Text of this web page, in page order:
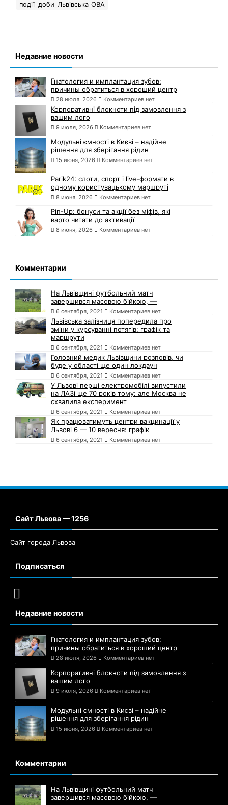
події_доби_Львівська_ОВА
Недавние новости
Гнатология и имплантация зубов:
причины обратиться в хороший центр
28 июля, 2026 Комментариев нет
Корпоративні блокноти під замовлення з
вашим лого
9 июля, 2026 Комментариев нет
Модульні ємності в Києві – надійне
рішення для зберігання рідин
15 июня, 2026 Комментариев нет
Parik24: слоти, спорт і live-формати в
одному користувацькому маршруті
8 июня, 2026 Комментариев нет
Pin-Up: бонуси та акції без міфів, які
варто читати до активації
8 июня, 2026 Комментариев нет
Комментарии
На Львівщині футбольний матч
завершився масовою бійкою, —
6 сентября, 2021 Комментариев нет
Львівська залізниця попередила про
зміни у курсуванні потягів: графік та
маршрути
6 сентября, 2021 Комментариев нет
Головний медик Львівщини розповів, чи
буде у області ще один локдаун
6 сентября, 2021 Комментариев нет
У Львові перші електромобілі випустили
на ЛАЗі ще 70 років тому: але Москва не
схвалила експеримент
6 сентября, 2021 Комментариев нет
Як працюватимуть центри вакцинації у
Львові 6 — 10 вересня: графік
6 сентября, 2021 Комментариев нет
Сайт Львова — 1256
Сайт города Львова
Подписаться
Недавние новости
Гнатология и имплантация зубов:
причины обратиться в хороший центр
28 июля, 2026 Комментариев нет
Корпоративні блокноти під замовлення з
вашим лого
9 июля, 2026 Комментариев нет
Модульні ємності в Києві – надійне
рішення для зберігання рідин
15 июня, 2026 Комментариев нет
Комментарии
На Львівщині футбольний матч
завершився масовою бійкою, —